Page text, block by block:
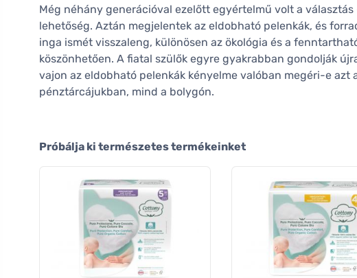
Még néhány generációval ezelőtt egyértelmű volt a
lehetőség. Aztán megjelentek az eldobható pelenkák, és
inga ismét visszaleng, különösen az ökológia és a
köszönhetően. A fiatal szülők egyre gyakrabban gondolják
vajon az eldobható pelenkák kényelme valóban megéri-e azt
pénztárcájukban, mind a bolygón.
Próbálja ki természetes termékeinket